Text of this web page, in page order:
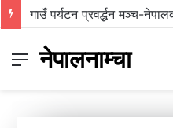
प्रिन्सुको चकचके बानी
Menu
नेपालनाम्चा